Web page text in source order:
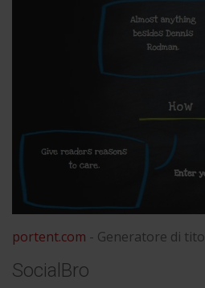
portent.com - Generatore di
SocialBro